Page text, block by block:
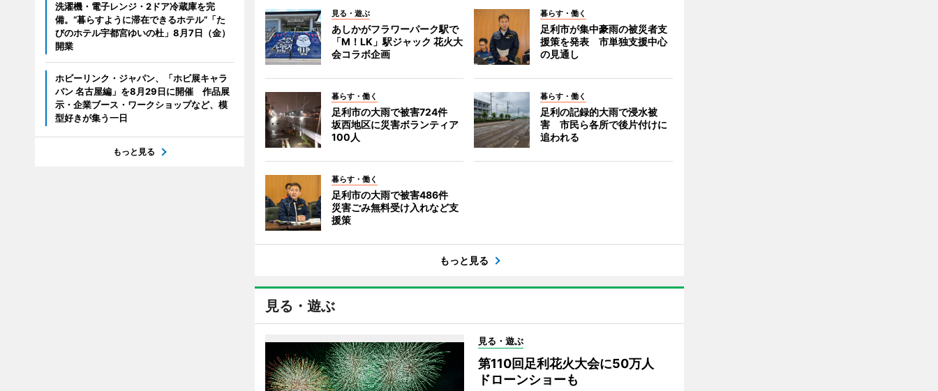
見る・遊ぶ
あしかがフラワーパーク駅で
「M！LK」駅ジャック 花火大
会コラボ企画
暮らす・働く
足利市が集中豪雨の被災者支
援策を発表 市単独支援中心
の見通し
暮らす・働く
足利市の大雨で被害724件
坂西地区に災害ボランティア
100人
暮らす・働く
足利の記録的大雨で浸水被
害 市民ら各所で後片付けに
追われる
暮らす・働く
足利市の大雨で被害486件
災害ごみ無料受け入れなど支
援策
もっと見る
見る・遊ぶ
見る・遊ぶ
第110回足利花火大会に50万人
ドローンショーも
洗濯機・電子レンジ・2ドア冷蔵庫を完
備。“暮らすように滞在できるホテル”「た
びのホテル宇都宮ゆいの杜」8月7日（金）
開業
ホビーリンク・ジャパン、「ホビ展キャラ
バン 名古屋編」を8月29日に開催 作品展
示・企業ブース・ワークショップなど、模
型好きが集う一日
もっと見る